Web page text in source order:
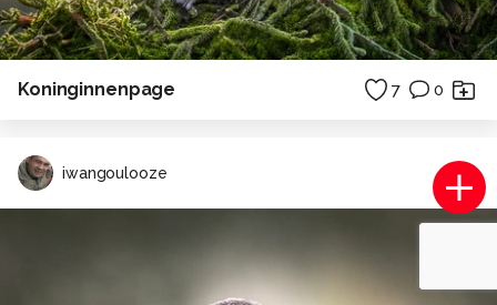
Koninginnenpage 7 0
iwangoulooze